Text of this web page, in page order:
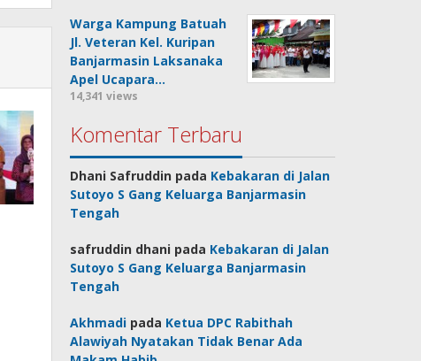
Warga Kampung Batuah
Jl. Veteran Kel. Kuripan
Banjarmasin Laksanaka
Apel Ucapara…
14,341 views
Komentar Terbaru
Dhani Safruddin pada Kebakaran di Jalan
Sutoyo S Gang Keluarga Banjarmasin
Tengah
safruddin dhani pada Kebakaran di Jalan
Sutoyo S Gang Keluarga Banjarmasin
Tengah
Akhmadi pada Ketua DPC Rabithah
Alawiyah Nyatakan Tidak Benar Ada